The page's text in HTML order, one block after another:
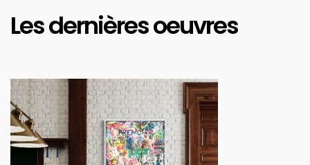
Les dernières oeuvres